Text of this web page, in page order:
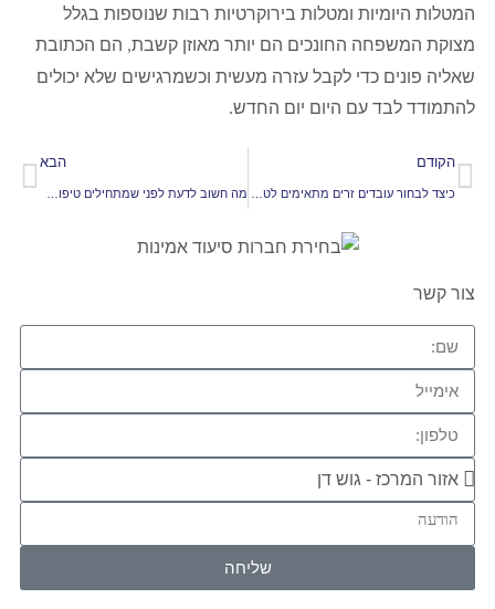
המטלות היומיות ומטלות בירוקרטיות רבות שנוספות בגלל
מצוקת המשפחה החונכים הם יותר מאוזן קשבת, הם הכתובת
שאליה פונים כדי לקבל עזרה מעשית וכשמרגישים שלא יכולים
להתמודד לבד עם היום יום החדש.
הקודם הבא
צור קשר
שליחה